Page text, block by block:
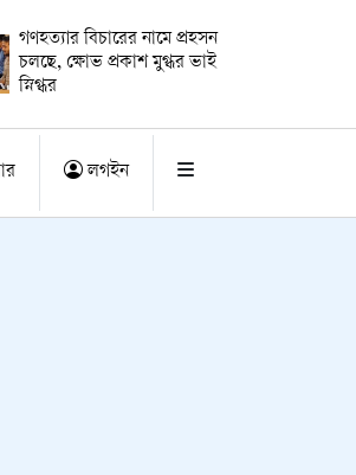
গণহত্যার বিচারের নামে প্রহসন
চলছে, ক্ষোভ প্রকাশ মুগ্ধর ভাই
স্নিগ্ধর
লগইন